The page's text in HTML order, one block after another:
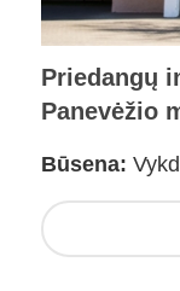
Priedangų
Panevėžio
Būsena: